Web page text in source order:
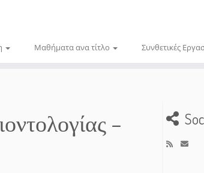
Μαθήματα ανα τίτλο Συνθετικές
–